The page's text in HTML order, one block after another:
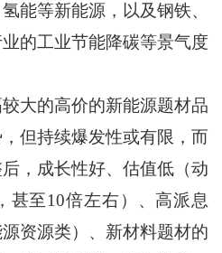
能等新能源，以及钢铁、
的工业节能降碳等景气度
大的高价的新能源题材品
但持续爆发性或有限，而
，成长性好、估值低（动
甚至10倍左右）、高派息
资源类）、新材料题材的